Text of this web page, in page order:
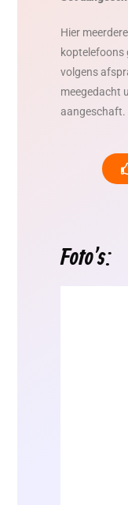
Hier
koptelefoons
volgens
meegedacht
Foto's: